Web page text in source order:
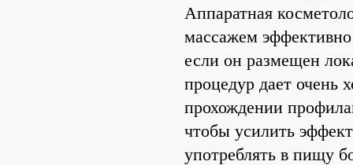
Аппаратная
массажем
если он размещен
процедур дает очень
прохождении
чтобы усилить
употреблять в пищу